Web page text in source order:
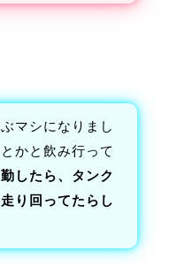
マシになりまし
かと飲み行って
したら、タンク
り回ってたらし